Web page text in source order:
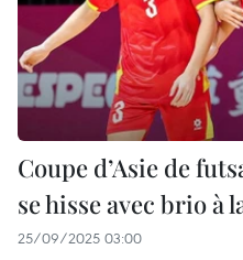
Coupe d’Asie de
se hisse avec brio à
25/09/2025 03:00